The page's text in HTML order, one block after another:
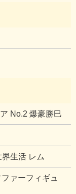
No.2 爆豪勝巳
界生活 レム
ァーフィギュ